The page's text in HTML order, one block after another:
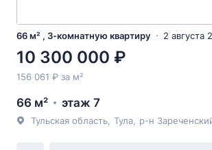
66 м² , 3-комнатную квартиру 2 августа
10 300 000 ₽
156 061 ₽ за м²
66 м² этаж 7
Тульская область Тула р-н